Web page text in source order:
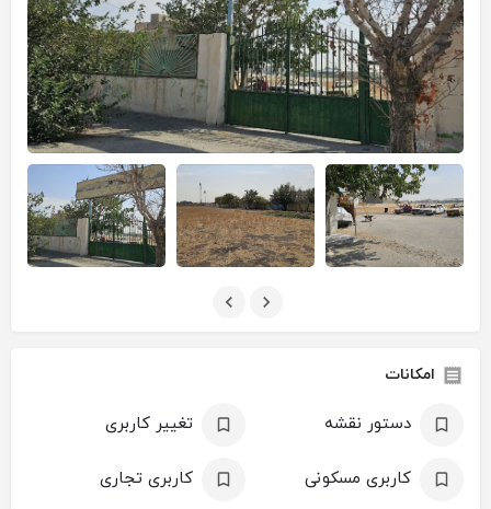
امکانات
دستور نقشه تغییر کاربری
کاربری مسکونی کاربری تجاری